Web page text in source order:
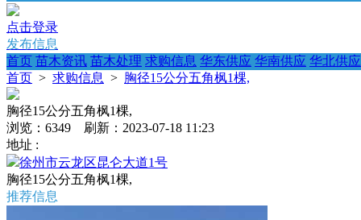
点击登录
发布信息
首页 苗木资讯 苗木处理 求购信息 华东供应 华南供应 华北供应
首页 > 求购信息 > 胸径15公分五角枫1棵,
胸径15公分五角枫1棵,
浏览：6349 刷新：2023-07-18 11:23
地址 :
徐州市云龙区昆仑大道1号
胸径15公分五角枫1棵,
推荐信息